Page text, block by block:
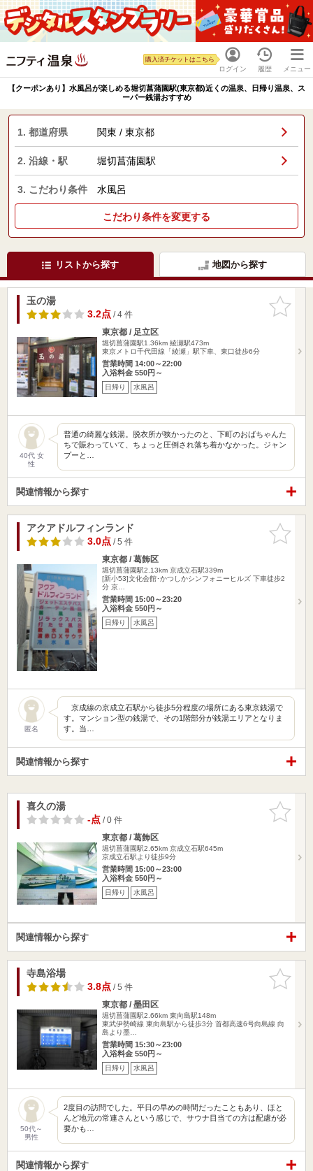
ログイン
購入済チケットはこちら
履歴 メニュー
【クーポンあり】水風呂が楽しめる堀切菖蒲園駅(東京都)近くの温泉、日帰り温泉、ス
ーパー銭湯おすすめ
1. 都道府県 関東 / 東京都
2. 沿線・駅 堀切菖蒲園駅
3. こだわり条件 水風呂
こだわり条件を変更する
リストから探す 地図から探す
お気に入
りに追加
玉の湯
3.2点/ 4 件
東京都 / 足立区
堀切菖蒲園駅1.36km 綾瀬駅473m
東京メトロ千代田線「綾瀬」駅下車、東口徒歩6分
営業時間 14:00～22:00
入浴料金 550円～
日帰り 水風呂
40代 女
性
普通の綺麗な銭湯。脱衣所が狭かったのと、下町のおばちゃんた
ちで賑わっていて、ちょっと圧倒され落ち着かなかった。ジャン
プーと…
関連情報から探す
お気に入
りに追加
アクアドルフィンランド
3.0点/ 5 件
東京都 / 葛飾区
堀切菖蒲園駅2.13km 京成立石駅339m
[新小53]文化会館･かつしかシンフォニーヒルズ 下車徒歩2
分 京…
営業時間 15:00～23:20
入浴料金 550円～
日帰り 水風呂
匿名
京成線の京成立石駅から徒歩5分程度の場所にある東京銭湯で
す。マンション型の銭湯で、その1階部分が銭湯エリアとなりま
す。当…
関連情報から探す
お気に入
りに追加
喜久の湯
-点/ 0 件
東京都 / 葛飾区
堀切菖蒲園駅2.65km 京成立石駅645m
京成立石駅より徒歩9分
営業時間 15:00～23:00
入浴料金 550円～
日帰り 水風呂
関連情報から探す
お気に入
りに追加
寺島浴場
3.8点/ 5 件
東京都 / 墨田区
堀切菖蒲園駅2.66km 東向島駅148m
東武伊勢崎線 東向島駅から徒歩3分 首都高速6号向島線 向
島より墨…
営業時間 15:30～23:00
入浴料金 550円～
日帰り 水風呂
50代～
男性
2度目の訪問でした。平日の早めの時間だったこともあり、ほと
んど地元の常連さんという感じで、サウナ目当ての方は配慮が必
要かも…
関連情報から探す